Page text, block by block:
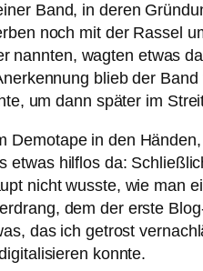
Band, in deren
noch mit der Rassel
nannten, wagten etwas
blieb der
um dann später im
Demotape in den
etwas hilflos da:
nicht wusste, wie man
dem der erste
das ich getrost
konnte.